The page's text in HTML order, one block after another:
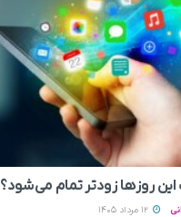
روزها زودتر تمام می‌شود؟